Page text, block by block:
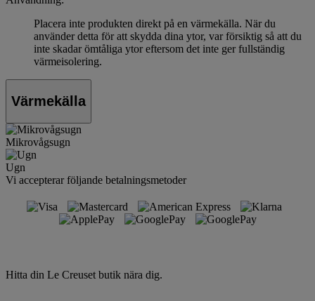
Placera inte produkten direkt på en värmekälla. När du
använder detta för att skydda dina ytor, var försiktig så att du
inte skadar ömtåliga ytor eftersom det inte ger fullständig
värmeisolering.
Värmekälla
Mikrovågsugn
Ugn
Vi accepterar följande betalningsmetoder
Hitta din Le Creuset butik nära dig.